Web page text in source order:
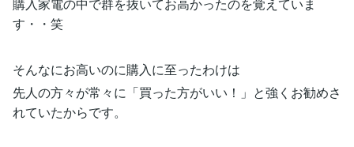
す・・笑
そんなにお高いのに購入に至ったわけは
先人の方々が常々に「買った方がいい！」と強くお勧めさ
れていたからです。